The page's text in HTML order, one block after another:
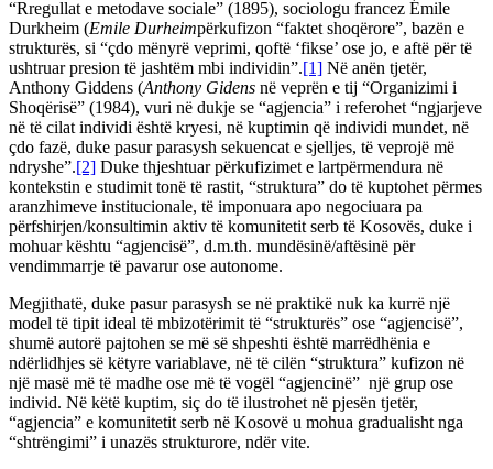
“Rregullat e metodave sociale” (1895), sociologu francez Émile
Durkheim (Emile Durheimpërkufizon “faktet shoqërore”, bazën e
strukturës, si “çdo mënyrë veprimi, qoftë ‘fikse’ ose jo, e aftë për të
ushtruar presion të jashtëm mbi individin”.[1] Në anën tjetër,
Anthony Giddens (Anthony Gidens në veprën e tij “Organizimi i
Shoqërisë” (1984), vuri në dukje se “agjencia” i referohet “ngjarjeve
në të cilat individi është kryesi, në kuptimin që individi mundet, në
çdo fazë, duke pasur parasysh sekuencat e sjelljes, të veprojë më
ndryshe”.[2] Duke thjeshtuar përkufizimet e lartpërmendura në
kontekstin e studimit tonë të rastit, “struktura” do të kuptohet përmes
aranzhimeve institucionale, të imponuara apo negociuara pa
përfshirjen/konsultimin aktiv të komunitetit serb të Kosovës, duke i
mohuar kështu “agjencisë”, d.m.th. mundësinë/aftësinë për
vendimmarrje të pavarur ose autonome.
Megjithatë, duke pasur parasysh se në praktikë nuk ka kurrë një
model të tipit ideal të mbizotërimit të “strukturës” ose “agjencisë”,
shumë autorë pajtohen se më së shpeshti është marrëdhënia e
ndërlidhjes së këtyre variablave, në të cilën “struktura” kufizon në
një masë më të madhe ose më të vogël “agjencinë” një grup ose
individ. Në këtë kuptim, siç do të ilustrohet në pjesën tjetër,
“agjencia” e komunitetit serb në Kosovë u mohua gradualisht nga
“shtrëngimi” i unazës strukturore, ndër vite.